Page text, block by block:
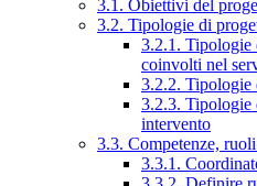
3.1. Obiettivi del
3.2. Tipologie di
3.2.1. Tipologie
coinvolti nel
3.2.2. Tipologie
3.2.3. Tipologie
intervento
3.3. Competenze,
3.3.1.